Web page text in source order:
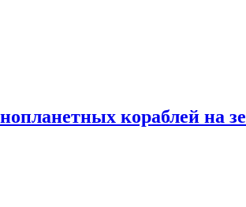
кораблей на